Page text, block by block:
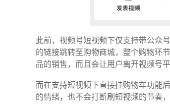
此前，视频号短视频下仅支持带公众
的链接跳转至购物商城，整个购物环
品的销售，而且会让用户离开视频号平
而在支持短视频下直接挂购物车功能
的情绪，也不会打断刷短视频的节奏